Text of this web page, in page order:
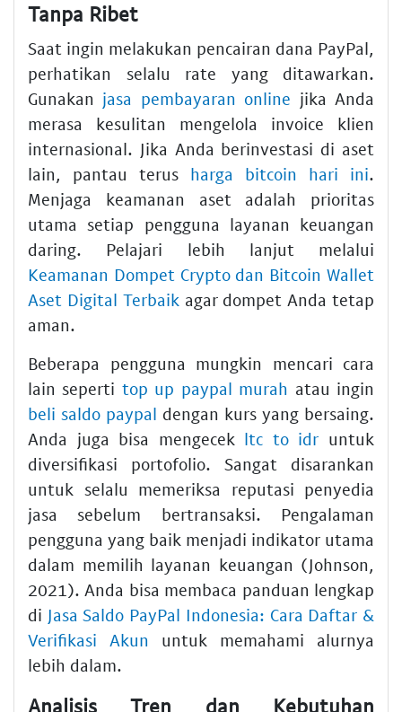
Tanpa Ribet
Saat ingin melakukan pencairan dana PayPal,
perhatikan selalu rate yang ditawarkan.
Gunakan jasa pembayaran online jika Anda
merasa kesulitan mengelola invoice klien
internasional. Jika Anda berinvestasi di aset
lain, pantau terus harga bitcoin hari ini.
Menjaga keamanan aset adalah prioritas
utama setiap pengguna layanan keuangan
daring. Pelajari lebih lanjut melalui
Keamanan Dompet Crypto dan Bitcoin Wallet
Aset Digital Terbaikagar dompet Anda tetap
aman.
Beberapa pengguna mungkin mencari cara
lain seperti top up paypal murah atau ingin
beli saldo paypal dengan kurs yang bersaing.
Anda juga bisa mengecek ltc to idr untuk
diversifikasi portofolio. Sangat disarankan
untuk selalu memeriksa reputasi penyedia
jasa sebelum bertransaksi. Pengalaman
pengguna yang baik menjadi indikator utama
dalam memilih layanan keuangan (Johnson,
2021). Anda bisa membaca panduan lengkap
di Jasa Saldo PayPal Indonesia: Cara Daftar &
Verifikasi Akun untuk memahami alurnya
lebih dalam.
Analisis Tren dan Kebutuhan